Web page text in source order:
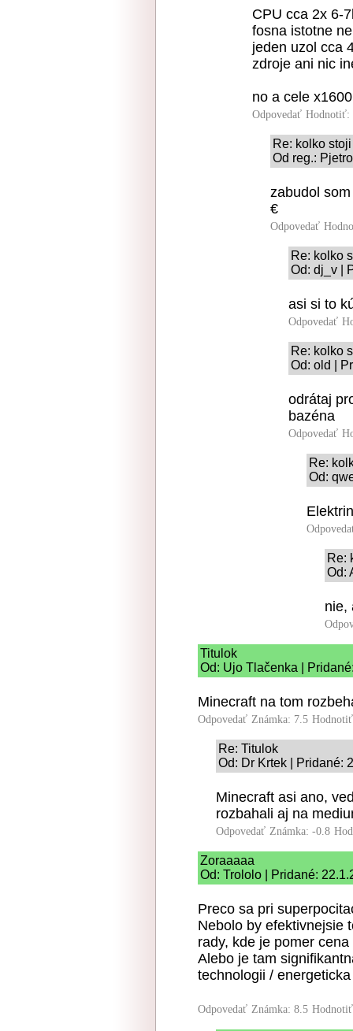
CPU cca 2x 6-
fosna istotne
jeden uzol cca
zdroje ani nic
no a cele
Odpovedať Hodnotiť:
Re: kolko stoji
Od reg.:
zabudol
€
Odpovedať
Re: kolko
Od: dj_v |
asi si to
Odpovedať
Re: kolko
Od: old |
odrátaj
bazéna
Odpovedať
Re:
Od:
Re:
Od:
nie,
Titulok
Od: Ujo Tlačenka |
Minecraft na tom
Odpovedať Známka: 7.5
Re: Titulok
Od: Dr Krtek | Pridané:
Minecraft asi ano,
rozbahali aj na
Odpovedať Známka: -0.8
Zoraaaaa
Od: Trololo | Pridané:
Preco sa pri
Nebolo by efektivnejsie
rady, kde je pomer
Alebo je tam
technologii /
Odpovedať Známka: 8.5